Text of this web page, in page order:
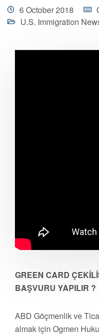
6 October 2018
U.S. Immigration
GREEN CARD
BAŞVURU YAPILIR ?
ABD Göçmenlik ve
almak için Ogmen